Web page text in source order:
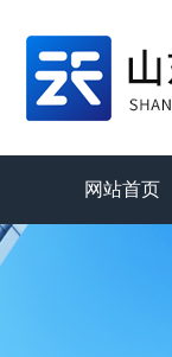
网站首页